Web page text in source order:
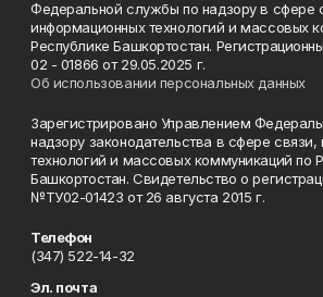
Федеральной службы по надзору в сфере
информационных технологий и массовых
Республике Башкортостан.
02 - 01866 от 29.05.2025 г.
Об использовании персональных данных
Зарегистрировано Управлением
надзору законодательства в сфере
технологий и массовых коммуникаций по
Башкортостан. Свидетельство о
№ТУ02-01423 от 26 августа 2015 г.
Телефон
(347) 522-14-32
Эл. почта